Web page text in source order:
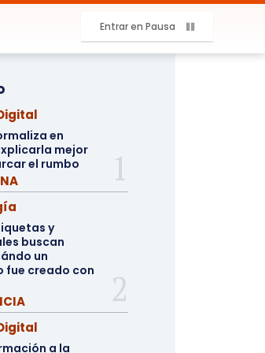
Entrar en Pausa
en
mejor
el rumbo
y
buscan
un
fue creado con
a la